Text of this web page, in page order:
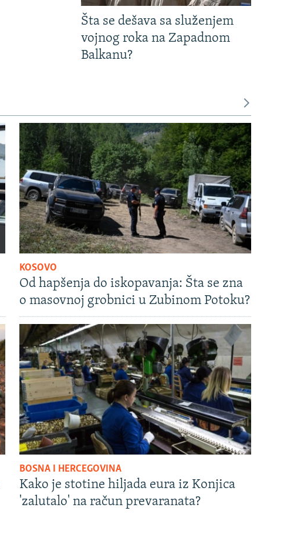
Šta se dešava sa služenjem
vojnog roka na Zapadnom
Balkanu?
KOSOVO
Od hapšenja do iskopavanja: Šta se zna
o masovnoj grobnici u Zubinom Potoku?
BOSNA I HERCEGOVINA
Kako je stotine hiljada eura iz Konjica
'zalutalo' na račun prevaranata?